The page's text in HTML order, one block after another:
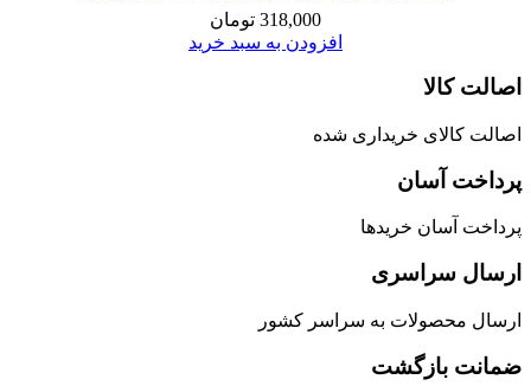
318,000 تومان
افزودن به سبد خرید
اصالت کالا
اصالت کالای خریداری شده
پرداخت آسان
پرداخت آسان خریدها
ارسال سراسری
ارسال محصولات به سراسر کشور
ضمانت بازگشت